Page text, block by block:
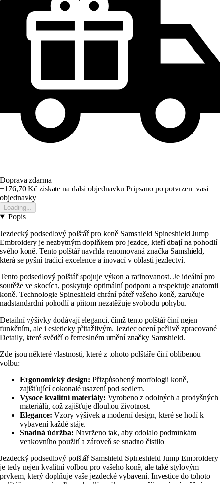
Doprava zdarma
+176,70 Kč ziskate na dalsi objednavku Pripsano po potvrzeni vasi
objednavky
Loading...
Popis
Jezdecký podsedlový polštář pro koně Samshield Spineshield Jump
Embroidery je nezbytným doplňkem pro jezdce, kteří dbají na pohodlí
svého koně. Tento polštář navrhla renomovaná značka Samshield,
která se pyšní tradicí excelence a inovací v oblasti jezdectví.
Tento podsedlový polštář spojuje výkon a rafinovanost. Je ideální pro
soutěže ve skocích, poskytuje optimální podporu a respektuje anatomii
koně. Technologie Spineshield chrání páteř vašeho koně, zaručuje
nadstandardní pohodlí a přitom nezatěžuje svobodu pohybu.
Detailní výšivky dodávají eleganci, čímž tento polštář činí nejen
funkčním, ale i esteticky přitažlivým. Jezdec ocení pečlivě zpracované
Detaily, které svědčí o řemeslném umění značky Samshield.
Zde jsou některé vlastnosti, které z tohoto polštáře činí oblíbenou
volbu:
Ergonomický design: Přizpůsobený morfologii koně,
zajišťující dokonalé usazení pod sedlem.
Vysoce kvalitní materiály: Vyrobeno z odolných a prodyšných
materiálů, což zajišťuje dlouhou životnost.
Elegance: Vzory výšivek a moderní design, které se hodí k
vybavení každé stáje.
Snadná údržba: Navrženo tak, aby odolalo podmínkám
venkovního použití a zároveň se snadno čistilo.
Jezdecký podsedlový polštář Samshield Spineshield Jump Embroidery
je tedy nejen kvalitní volbou pro vašeho koně, ale také stylovým
prvkem, který doplňuje vaše jezdecké vybavení. Investice do tohoto